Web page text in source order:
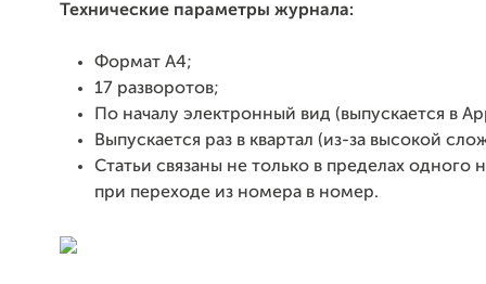
Технические параметры журнала:
Формат A4;
17 разворотов;
По началу электронный вид (выпускается в
Выпускается раз в квартал (из-за высокой
Статьи связаны не только в пределах одного
при переходе из номера в номер.